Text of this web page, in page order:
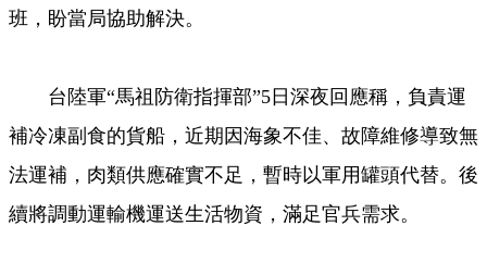
班，盼當局協助解決。
台陸軍“馬祖防衛指揮部”5日深夜回應稱，負責運
補冷凍副食的貨船，近期因海象不佳、故障維修導致無
法運補，肉類供應確實不足，暫時以軍用罐頭代替。後
續將調動運輸機運送生活物資，滿足官兵需求。